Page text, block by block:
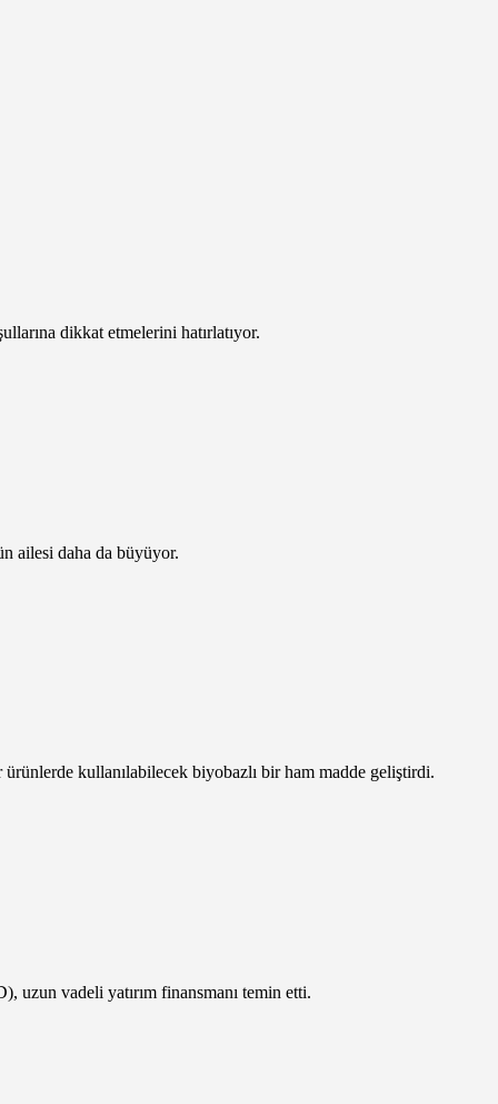
dikkat etmelerini hatırlatıyor.
ailesi daha da büyüyor.
ürünlerde kullanılabilecek biyobazlı bir ham madde geliştirdi.
uzun vadeli yatırım finansmanı temin etti.